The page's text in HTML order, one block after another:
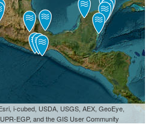
i-cubed, USDA, USGS, AEX, GeoEye,
EGP, and the GIS User Community